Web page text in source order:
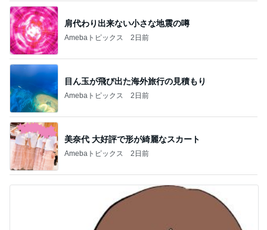
肩代わり出来ない小さな地震の噂
Amebaトピックス 2日前
目ん玉が飛び出た海外旅行の見積もり
Amebaトピックス 2日前
美奈代 大好評で形が綺麗なスカート
Amebaトピックス 2日前